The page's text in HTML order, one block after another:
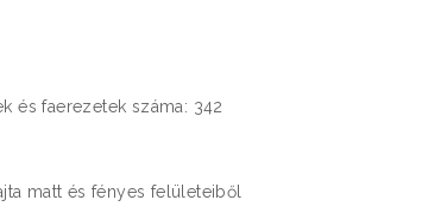
és faerezetek száma: 342
matt és fényes felületeiből